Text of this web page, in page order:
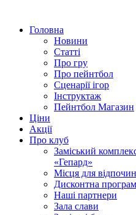
Головна
Новини
Статті
Про гру
Про пейнтбол
Сценарії ігор
Інструктаж
Пейнтбол Магазин
Ціни
Акції
Про клуб
Заміський
«Гепард»
Місця для
Дисконтна
Наші партнери
Зала слави